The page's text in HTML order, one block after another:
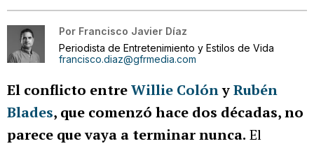
Por Francisco Javier Díaz
Periodista de Entretenimiento y Estilos de Vida
francisco.diaz@gfrmedia.com
El conflicto entreWillie ColónyRubén
Blades, que comenzó hace dos décadas, no
parece que vaya a terminar nunca. El